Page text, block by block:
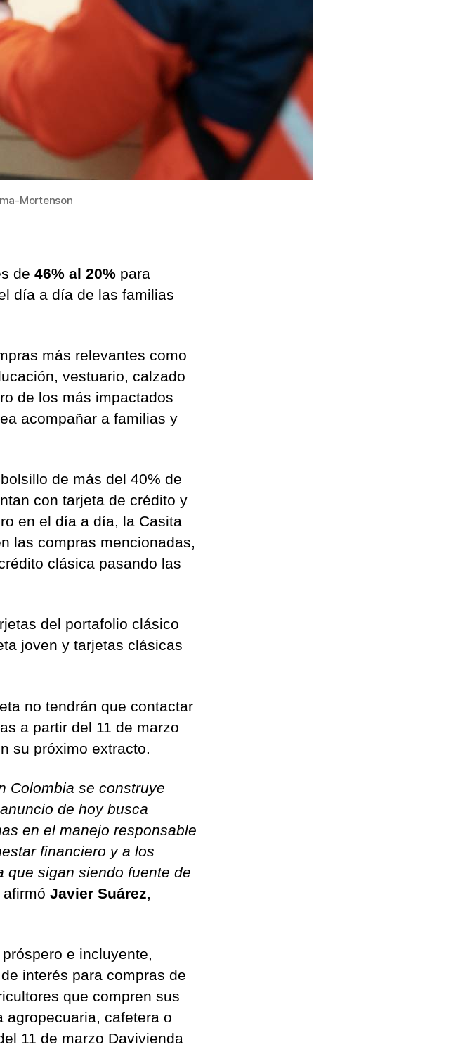
de
crédito
Mortenson
de 46% al 20% para
día a día de las familias
más relevantes como
vestuario, calzado
de los más impactados
acompañar a familias y
de más del 40% de
con tarjeta de crédito y
en el día a día, la Casita
las compras mencionadas,
clásica pasando las
del portafolio clásico
joven y tarjetas clásicas
no tendrán que contactar
a partir del 11 de marzo
su próximo extracto.
Colombia se construye
de hoy busca
en el manejo responsable
financiero y a los
que sigan siendo fuente de
afirmó Javier Suárez,
e incluyente,
interés para compras de
que compren sus
agropecuaria, cafetera o
11 de marzo Davivienda